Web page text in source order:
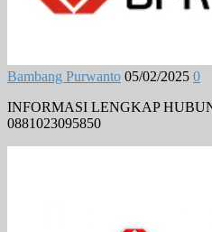
Bambang Purwanto 05/02/2025 0
INFORMASI LENGKAP
0881023095850